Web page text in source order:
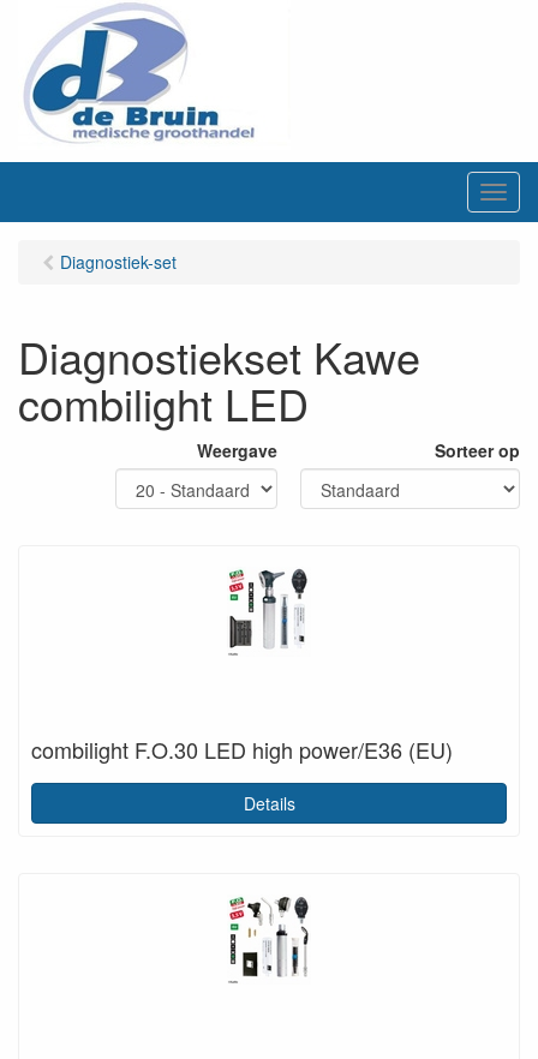
M
e
Diagnostiek-set
Diagnostiekset Kawe
combilight LED
Weergave Sorteer op
combilight F.O.30 LED high power/E36 (EU)
Details